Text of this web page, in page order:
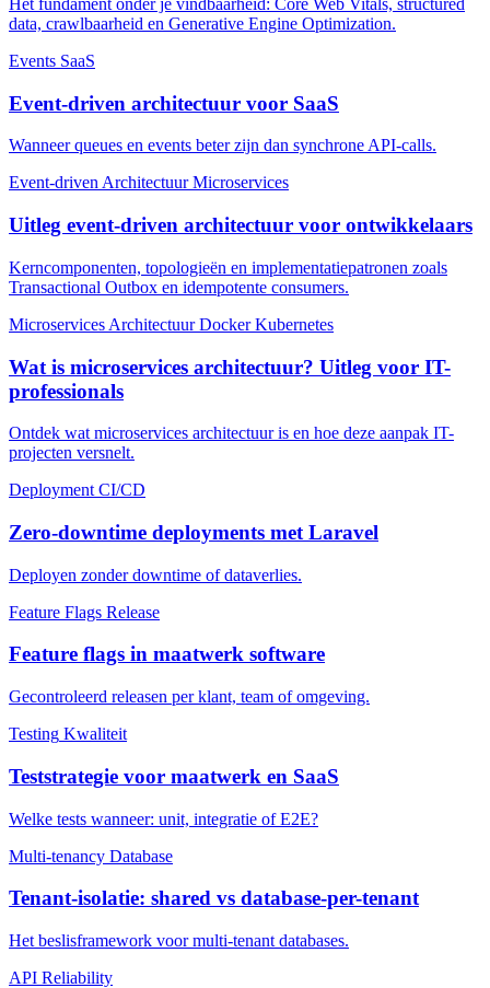
Het fundament onder je vindbaarheid: Core Web Vitals, structured
data, crawlbaarheid en Generative Engine Optimization.
Events SaaS
Event-driven architectuur voor SaaS
Wanneer queues en events beter zijn dan synchrone API-calls.
Event-driven Architectuur Microservices
Uitleg event-driven architectuur voor ontwikkelaars
Kerncomponenten, topologieën en implementatiepatronen zoals
Transactional Outbox en idempotente consumers.
Microservices Architectuur Docker Kubernetes
Wat is microservices architectuur? Uitleg voor IT-
professionals
Ontdek wat microservices architectuur is en hoe deze aanpak IT-
projecten versnelt.
Deployment CI/CD
Zero-downtime deployments met Laravel
Deployen zonder downtime of dataverlies.
Feature Flags Release
Feature flags in maatwerk software
Gecontroleerd releasen per klant, team of omgeving.
Testing Kwaliteit
Teststrategie voor maatwerk en SaaS
Welke tests wanneer: unit, integratie of E2E?
Multi-tenancy Database
Tenant-isolatie: shared vs database-per-tenant
Het beslisframework voor multi-tenant databases.
API Reliability